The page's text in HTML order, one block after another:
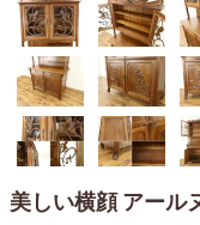
美しい横顔 アー